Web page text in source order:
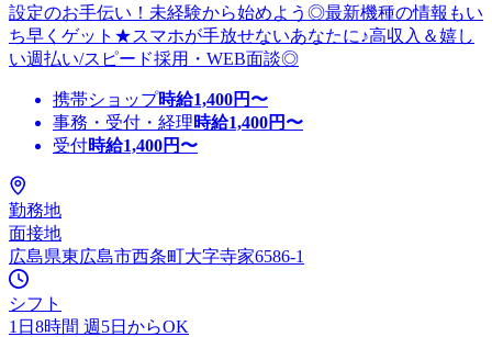
設定のお手伝い！未経験から始めよう◎最新機種の情報もい
ち早くゲット★スマホが手放せないあなたに♪高収入＆嬉し
い週払い/スピード採用・WEB面談◎
携帯ショップ時給1,400円〜
事務・受付・経理時給1,400円〜
受付時給1,400円〜
勤務地
面接地
広島県東広島市西条町大字寺家6586-1
シフト
1日8時間 週5日からOK